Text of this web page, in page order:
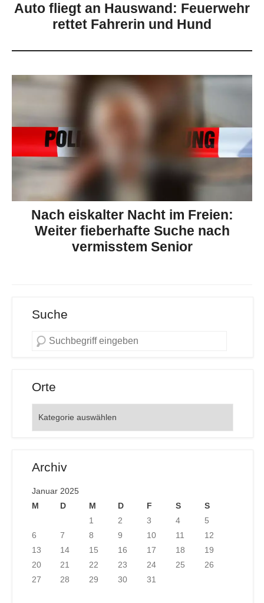
Auto fliegt an Hauswand: Feuerwehr
rettet Fahrerin und Hund
Nach eiskalter Nacht im Freien:
Weiter fieberhafte Suche nach
vermisstem Senior
Suche
Orte
Archiv
Januar 2025
M
D M D F S
S
1
2 3 4
5
6
7 8 9 10 11
12
13
14 15 16 17 18
19
20
21 22 23 24 25
26
27
28 29 30 31